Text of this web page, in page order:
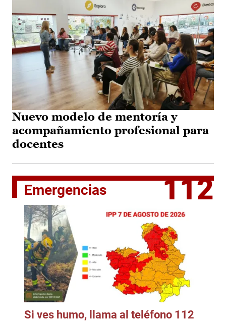
Nuevo modelo de mentoría y
acompañamiento profesional para
docentes
Emergencias 112
Si ves humo, llama al teléfono 112